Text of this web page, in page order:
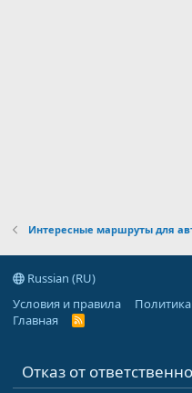
Интересные маршруты для
Russian (RU)
Условия и правила
Главная
R
Отказ от